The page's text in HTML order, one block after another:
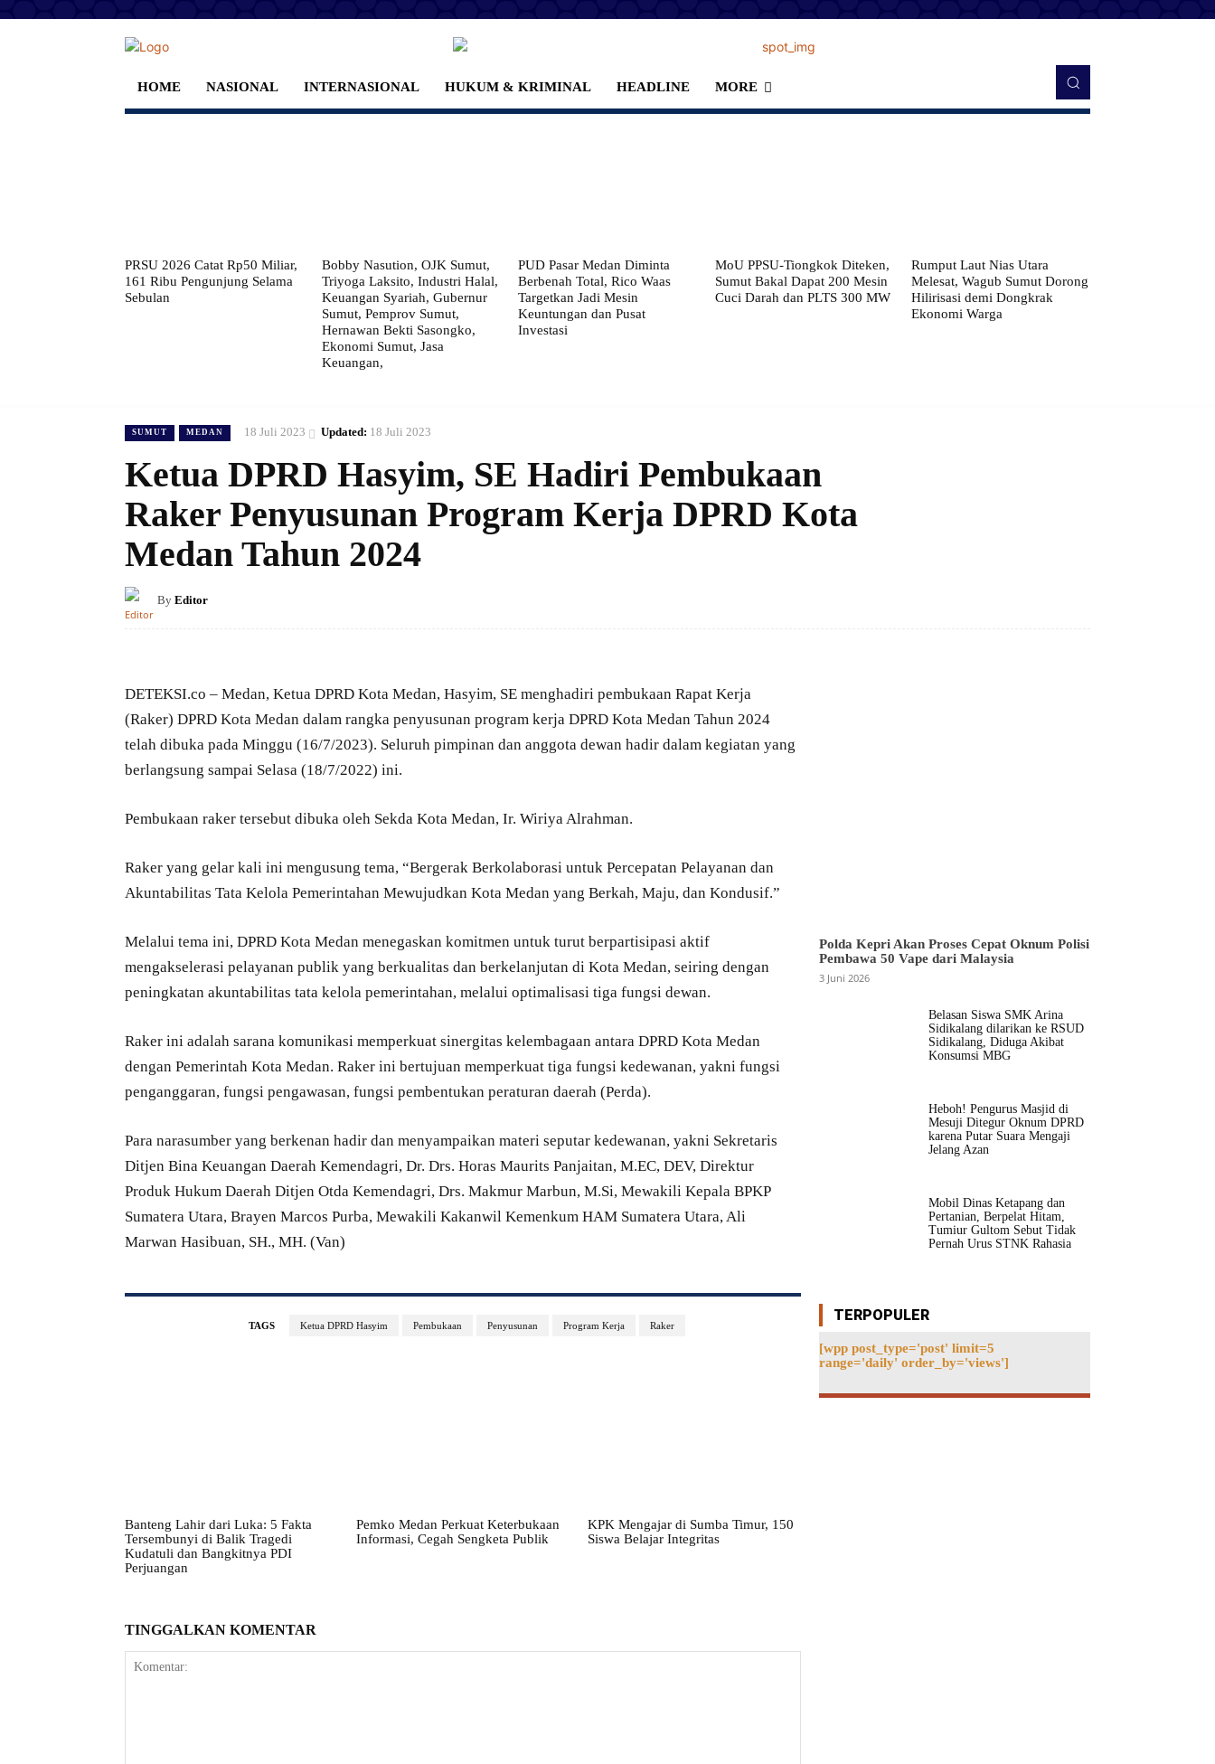
HOME NASIONAL INTERNASIONAL HUKUM & KRIMINAL HEADLINE MORE
PRSU 2026 Catat Rp50 Miliar,
161 Ribu Pengunjung Selama
Sebulan
Bobby Nasution, OJK Sumut,
Triyoga Laksito, Industri Halal,
Keuangan Syariah, Gubernur
Sumut, Pemprov Sumut,
Hernawan Bekti Sasongko,
Ekonomi Sumut, Jasa
Keuangan,
PUD Pasar Medan Diminta
Berbenah Total, Rico Waas
Targetkan Jadi Mesin
Keuntungan dan Pusat
Investasi
MoU PPSU-Tiongkok Diteken,
Sumut Bakal Dapat 200 Mesin
Cuci Darah dan PLTS 300 MW
Rumput Laut Nias Utara
Melesat, Wagub Sumut Dorong
Hilirisasi demi Dongkrak
Ekonomi Warga
SUMUT MEDAN 18 Juli 2023 Updated: 18 Juli 2023
Ketua DPRD Hasyim, SE Hadiri Pembukaan
Raker Penyusunan Program Kerja DPRD Kota
Medan Tahun 2024
By Editor
DETEKSI.co – Medan, Ketua DPRD Kota Medan, Hasyim, SE menghadiri pembukaan Rapat Kerja
(Raker) DPRD Kota Medan dalam rangka penyusunan program kerja DPRD Kota Medan Tahun 2024
telah dibuka pada Minggu (16/7/2023). Seluruh pimpinan dan anggota dewan hadir dalam kegiatan yang
berlangsung sampai Selasa (18/7/2022) ini.
Pembukaan raker tersebut dibuka oleh Sekda Kota Medan, Ir. Wiriya Alrahman.
Raker yang gelar kali ini mengusung tema, “Bergerak Berkolaborasi untuk Percepatan Pelayanan dan
Akuntabilitas Tata Kelola Pemerintahan Mewujudkan Kota Medan yang Berkah, Maju, dan Kondusif.”
Melalui tema ini, DPRD Kota Medan menegaskan komitmen untuk turut berpartisipasi aktif
mengakselerasi pelayanan publik yang berkualitas dan berkelanjutan di Kota Medan, seiring dengan
peningkatan akuntabilitas tata kelola pemerintahan, melalui optimalisasi tiga fungsi dewan.
Raker ini adalah sarana komunikasi memperkuat sinergitas kelembagaan antara DPRD Kota Medan
dengan Pemerintah Kota Medan. Raker ini bertujuan memperkuat tiga fungsi kedewanan, yakni fungsi
penganggaran, fungsi pengawasan, fungsi pembentukan peraturan daerah (Perda).
Para narasumber yang berkenan hadir dan menyampaikan materi seputar kedewanan, yakni Sekretaris
Ditjen Bina Keuangan Daerah Kemendagri, Dr. Drs. Horas Maurits Panjaitan, M.EC, DEV, Direktur
Produk Hukum Daerah Ditjen Otda Kemendagri, Drs. Makmur Marbun, M.Si, Mewakili Kepala BPKP
Sumatera Utara, Brayen Marcos Purba, Mewakili Kakanwil Kemenkum HAM Sumatera Utara, Ali
Marwan Hasibuan, SH., MH. (Van)
TAGS Ketua DPRD Hasyim Pembukaan Penyusunan Program Kerja Raker
Banteng Lahir dari Luka: 5 Fakta
Tersembunyi di Balik Tragedi
Kudatuli dan Bangkitnya PDI
Perjuangan
Pemko Medan Perkuat Keterbukaan
Informasi, Cegah Sengketa Publik
KPK Mengajar di Sumba Timur, 150
Siswa Belajar Integritas
TINGGALKAN KOMENTAR
Polda Kepri Akan Proses Cepat Oknum Polisi
Pembawa 50 Vape dari Malaysia
3 Juni 2026
Belasan Siswa SMK Arina
Sidikalang dilarikan ke RSUD
Sidikalang, Diduga Akibat
Konsumsi MBG
Heboh! Pengurus Masjid di
Mesuji Ditegur Oknum DPRD
karena Putar Suara Mengaji
Jelang Azan
Mobil Dinas Ketapang dan
Pertanian, Berpelat Hitam,
Tumiur Gultom Sebut Tidak
Pernah Urus STNK Rahasia
TERPOPULER
[wpp post_type='post' limit=5
range='daily' order_by='views']